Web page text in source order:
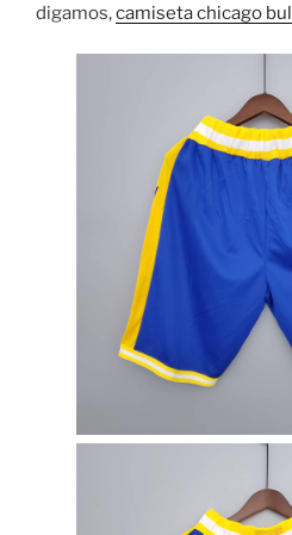
digamos,camiseta chicago